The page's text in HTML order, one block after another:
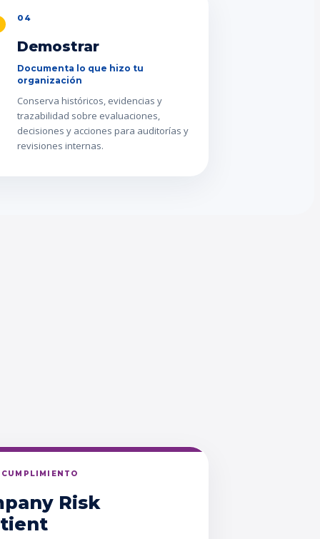
04
Demostrar
Documenta lo que hizo tu
organización
Conserva históricos, evidencias y
trazabilidad sobre evaluaciones,
decisiones y acciones para auditorías y
revisiones internas.
Risk